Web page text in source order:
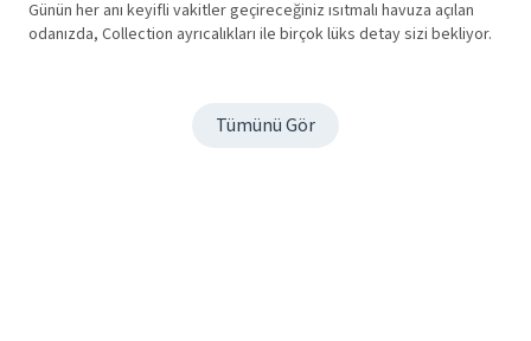
Günün her anı keyifli vakitler geçireceğiniz ısıtmalı havuza açılan
odanızda, Collection ayrıcalıkları ile birçok lüks detay sizi bekliyor.
Tümünü Gör